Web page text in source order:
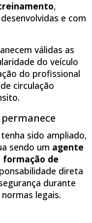
,
e com
válidas as
do veículo
do profissional
circulação
sido ampliado,
sendo um agente
formação de
direta
durante
legais.